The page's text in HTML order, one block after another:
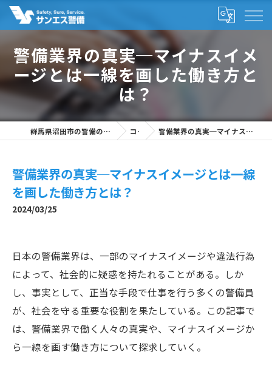
警備業界の真実─マイナスイメ
ージとは一線を画した働き方と
は？
群馬県沼田市の警備の求人なら株式会社サンエス警備 コラム 警備業界の真実─マイナスイメージとは一線を画した働き方とは？
警備業界の真実─マイナスイメージとは一線
を画した働き方とは？
2024/03/25
日本の警備業界は、一部のマイナスイメージや違法行為
によって、社会的に疑惑を持たれることがある。しか
し、事実として、正当な手段で仕事を行う多くの警備員
が、社会を守る重要な役割を果たしている。この記事で
は、警備業界で働く人々の真実や、マイナスイメージか
ら一線を画す働き方について探求していく。